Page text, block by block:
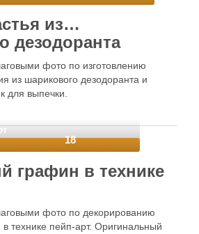
из…
дезодоранта
фото по изготовлению
из шарикового дезодоранта и
для выпечки.
18
графин в технике
фото по декорированию
в технике пейп-арт. Оригинальный